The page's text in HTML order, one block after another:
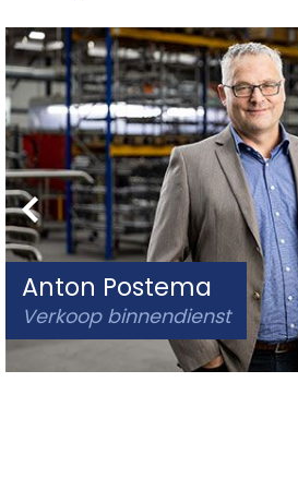
Anton Postema
Verkoop binnendienst